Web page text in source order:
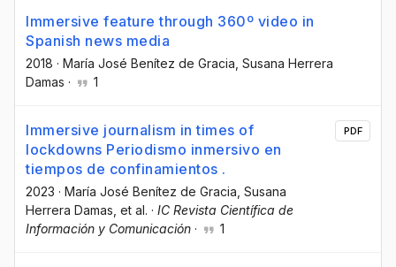
Immersive feature through 360º video in
Spanish news media
2018 · María José Benítez de Gracia , Susana Herrera
Damas · 1
Immersive journalism in times of
lockdowns Periodismo inmersivo en
tiempos de confinamientos .
2023 · María José Benítez de Gracia , Susana
Herrera Damas , et al. · IC Revista Científica de
Información y Comunicación · 1
PDF